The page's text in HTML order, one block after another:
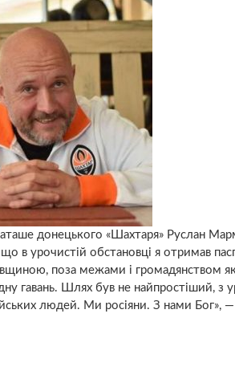
донецького «Шахтаря» Руслан
в урочистій обстановці я отримав
поза межами і громадянством
гавань. Шлях був не найпростіший,
людей. Ми росіяни. З нами Бог»,